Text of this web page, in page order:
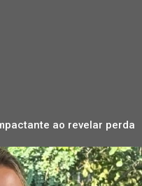
ao revelar perda